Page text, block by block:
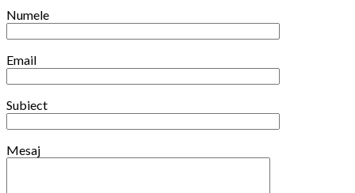
Numele
Email
Subiect
Mesaj